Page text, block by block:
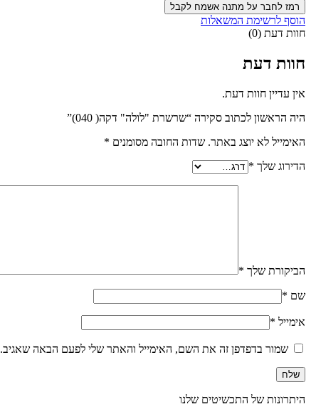
רמז לחבר על מתנה אשמח לקבל
הוסף לרשימת המשאלות
חוות דעת (0)
חוות דעת
אין עדיין חוות דעת.
היה הראשון לכתוב סקירה “שרשרת "לולה" דקה( 040)”
האימייל לא יוצג באתר. שדות החובה מסומנים *
הדירוג שלך *
הביקורת שלך *
שם *
אימייל *
שמור בדפדפן זה את השם, האימייל והאתר שלי לפעם הבאה שאגיב.
היתרונות של התכשיטים שלנו